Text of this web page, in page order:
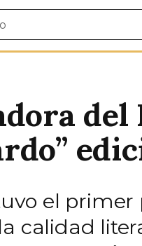
del
el
calidad